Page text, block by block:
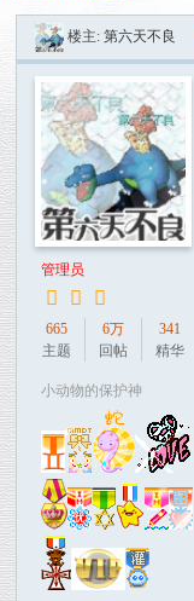
有
魔
力
楼主:第六天不良
管理员
665
主题
6万
回帖
341
精华
小动物的保护神